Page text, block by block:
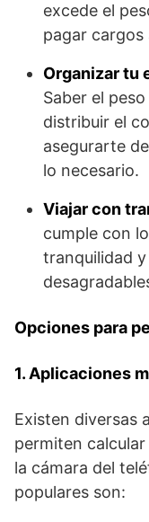
excede el
pagar cargos
Organizar tu
Saber el
distribuir el
asegurarte
lo necesario.
Viajar con
cumple con
tranquilidad
Opciones para
1. Aplicaciones
Existen diversas
permiten
la cámara del
populares son: